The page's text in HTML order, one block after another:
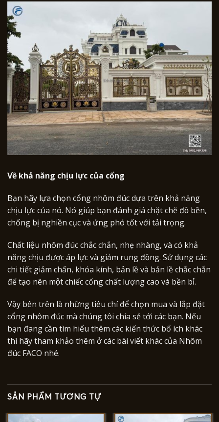
Về khả năng chịu lực của cổng
Bạn hãy lựa chọn cổng nhôm đúc dựa trên khả năng
chịu lực của nó. Nó giúp bạn đánh giá chặt chẽ độ bền,
chống bị nghiền cục và ứng phó tốt với tải trọng.
Chất liệu nhôm đúc chắc chắn, nhẹ nhàng, và có khả
năng chịu được áp lực và giảm rung động. Sử dụng các
chi tiết giảm chấn, khóa kính, bản lề và bản lề chắc chắn
để tạo nên một chiếc cổng chất lượng cao và bền bỉ.
Vậy bên trên là những tiêu chí để chọn mua và lắp đặt
cổng nhôm đúc mà chúng tôi chia sẻ tới các bạn. Nếu
bạn đang cần tìm hiểu thêm các kiến thức bổ ích khác
thì hãy tham khảo thêm ở các bài viết khác của Nhôm
đúc FACO nhé.
SẢN PHẨM TƯƠNG TỰ